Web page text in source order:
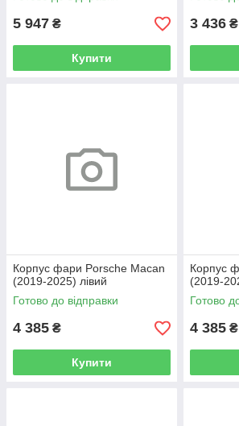
5 947 ₴
Купити
3 436 ₴
Корпус фари Porsche Macan
(2019-2025) лівий
Готово до відправки
4 385 ₴
Купити
Корпус
(2019-
Готово
4 385 ₴